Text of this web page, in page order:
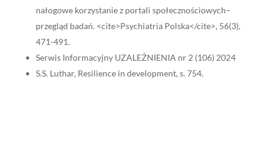
nałogowe korzystanie z portali społecznościowych–
przegląd badań. <cite>Psychiatria Polska</cite>, 56(3),
471-491.
Serwis Informacyjny UZALEŻNIENIA nr 2 (106) 2024
S.S. Luthar, Resilience in development, s. 754.